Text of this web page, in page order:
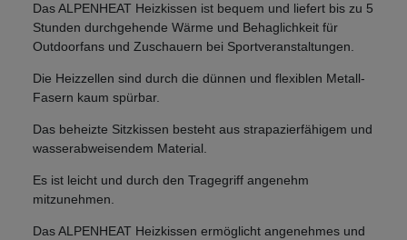
Das ALPENHEAT Heizkissen ist bequem und liefert bis zu 5
Stunden durchgehende Wärme und Behaglichkeit für
Outdoorfans und Zuschauern bei Sportveranstaltungen.
Die Heizzellen sind durch die dünnen und flexiblen Metall-
Fasern kaum spürbar.
Das beheizte Sitzkissen besteht aus strapazierfähigem und
wasserabweisendem Material.
Es ist leicht und durch den Tragegriff angenehm
mitzunehmen.
Das ALPENHEAT Heizkissen ermöglicht angenehmes und